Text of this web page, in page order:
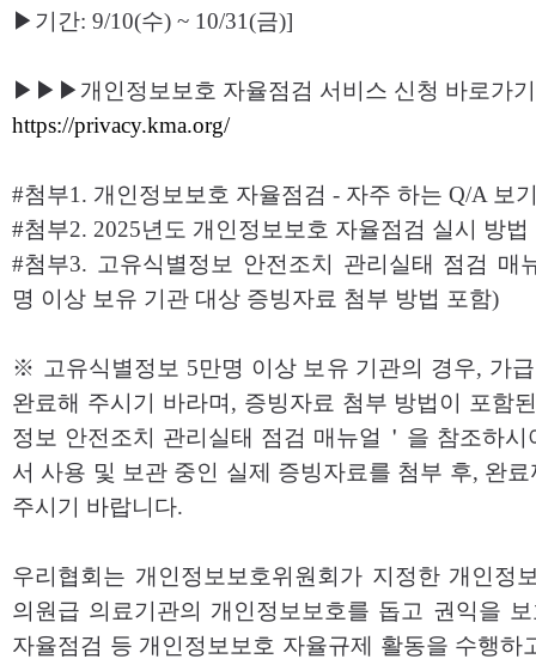
▶기간: 9/10(수) ~ 10/31(금)]
▶▶▶개인정보보호 자율점검 서비스 신청 바로가
https://privacy.kma.org/
#첨부1. 개인정보보호 자율점검 - 자주 하는 Q/A 보
#첨부2. 2025년도 개인정보보호 자율점검 실시 방법
#첨부3. 고유식별정보 안전조치 관리실태 점검 매
명 이상 보유 기관 대상 증빙자료 첨부 방법 포함)
※ 고유식별정보 5만명 이상 보유 기관의 경우, 가
완료해 주시기 바라며, 증빙자료 첨부 방법이 포함
정보 안전조치 관리실태 점검 매뉴얼＇을 참조하
서 사용 및 보관 중인 실제 증빙자료를 첨부 후, 완
주시기 바랍니다.
우리협회는 개인정보보호위원회가 지정한 개인정
의원급 의료기관의 개인정보보호를 돕고 권익을
자율점검 등 개인정보보호 자율규제 활동을 수행하